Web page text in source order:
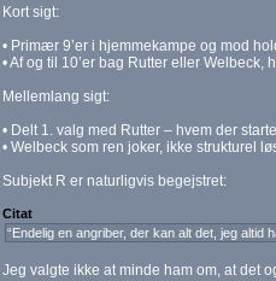
Kort sigt:
• Primær 9’er i hjemmekampe og mod
• Af og til 10’er bag Rutter eller Welbeck,
Mellemlang sigt:
• Delt 1. valg med Rutter – hvem der
• Welbeck som ren joker, ikke strukturel
Subjekt R er naturligvis begejstret:
Citat
“Endelig en angriber, der kan alt det, jeg altid
Jeg valgte ikke at minde ham om, at det